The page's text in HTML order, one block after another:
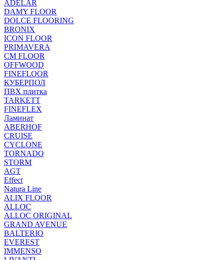
ADELAR
DAMY FLOOR
DOLCE FLOORING
BRONIX
ICON FLOOR
PRIMAVERA
CM FLOOR
OFFWOOD
FINEFLOOR
КУБЕРПОЛ
ПВХ плитка
TARKETT
FINEFLEX
Ламинат
ABERHOF
CRUISE
CYCLONE
TORNADO
STORM
AGT
Effect
Natura Line
ALIX FLOOR
ALLOC
ALLOC ORIGINAL
GRAND AVENUE
BALTERIO
EVEREST
IMMENSO